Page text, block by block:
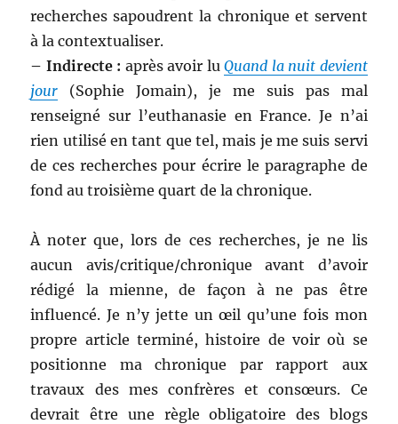
recherches sapoudrent la chronique et servent
à la contextualiser.
– Indirecte : après avoir luQuand la nuit devient
jour (Sophie Jomain), je me suis pas mal
renseigné sur l’euthanasie en France. Je n’ai
rien utilisé en tant que tel, mais je me suis servi
de ces recherches pour écrire le paragraphe de
fond au troisième quart de la chronique.
À noter que, lors de ces recherches, je ne lis
aucun avis/critique/chronique avant d’avoir
rédigé la mienne, de façon à ne pas être
influencé. Je n’y jette un œil qu’une fois mon
propre article terminé, histoire de voir où se
positionne ma chronique par rapport aux
travaux des mes confrères et consœurs. Ce
devrait être une règle obligatoire des blogs